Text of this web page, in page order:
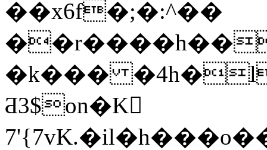
��x6f�;�:^��
�k���
Ƌ3$on�K𮷋